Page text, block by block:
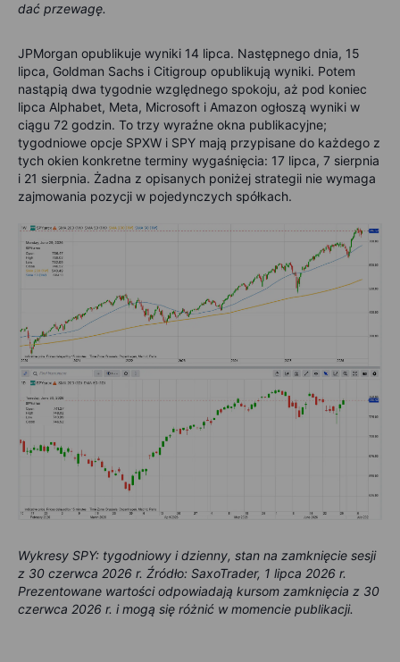
dać przewagę.
JPMorgan opublikuje wyniki 14 lipca. Następnego dnia, 15
lipca, Goldman Sachs i Citigroup opublikują wyniki. Potem
nastąpią dwa tygodnie względnego spokoju, aż pod koniec
lipca Alphabet, Meta, Microsoft i Amazon ogłoszą wyniki w
ciągu 72 godzin. To trzy wyraźne okna publikacyjne;
tygodniowe opcje SPXW i SPY mają przypisane do każdego z
tych okien konkretne terminy wygaśnięcia: 17 lipca, 7 sierpnia
i 21 sierpnia. Żadna z opisanych poniżej strategii nie wymaga
zajmowania pozycji w pojedynczych spółkach.
Wykresy SPY: tygodniowy i dzienny, stan na zamknięcie sesji
z 30 czerwca 2026 r. Źródło: SaxoTrader, 1 lipca 2026 r.
Prezentowane wartości odpowiadają kursom zamknięcia z 30
czerwca 2026 r. i mogą się różnić w momencie publikacji.